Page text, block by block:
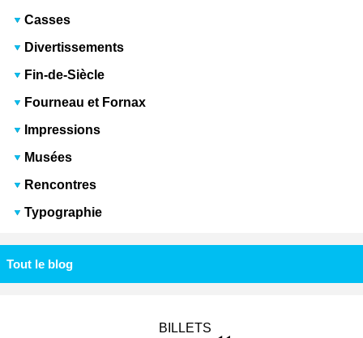
Casses
Divertissements
Fin-de-Siècle
Fourneau et Fornax
Impressions
Musées
Rencontres
Typographie
Tout le blog
BILLETS